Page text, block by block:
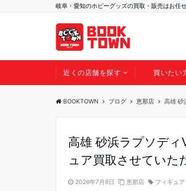
岐阜・愛知のホビーグッズの買取・販売はお任
近くの店舗を探す 買いたい
BOOKTOWN ブログ 恵那店 高雄 砂
高雄 砂浜ラプソデ
ュア買取させていた
2026年7月8日 恵那店 フィギュア